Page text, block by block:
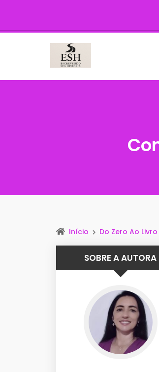
Início Do Zero Ao
SOBRE A AUTORA